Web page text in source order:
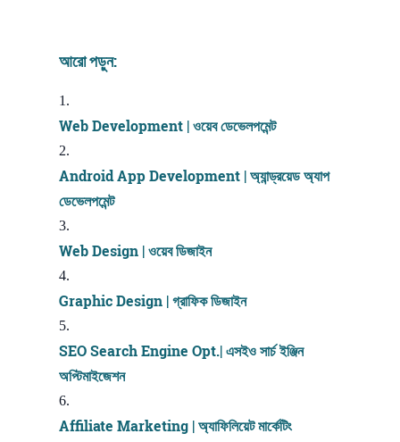
আরো পড়ুন:
Web Development | ওয়েব ডেভেলপমেন্ট
Android App Development | অ্যান্ড্রয়েড অ্যাপ
ডেভেলপমেন্ট
Web Design | ওয়েব ডিজাইন
Graphic Design | গ্রাফিক ডিজাইন
SEO Search Engine Opt.| এসইও সার্চ ইঞ্জিন
অপ্টিমাইজেশন
Affiliate Marketing | অ্যাফিলিয়েট মার্কেটিং